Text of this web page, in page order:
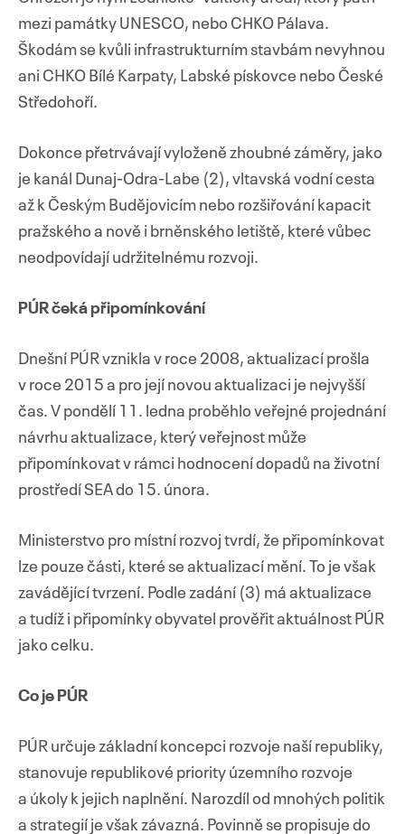
mezi památky UNESCO, nebo CHKO Pálava.
Škodám se kvůli infrastrukturním stavbám nevyhnou
ani CHKO Bílé Karpaty, Labské pískovce nebo České
Středohoří.
Dokonce přetrvávají vyloženě zhoubné záměry, jako
je kanál Dunaj-Odra-Labe (2), vltavská vodní cesta
až k Českým Budějovicím nebo rozšiřování kapacit
pražského a nově i brněnského letiště, které vůbec
neodpovídají udržitelnému rozvoji.
PÚR čeká připomínkování
Dnešní PÚR vznikla v roce 2008, aktualizací prošla
v roce 2015 a pro její novou aktualizaci je nejvyšší
čas. V pondělí 11. ledna proběhlo veřejné projednání
návrhu aktualizace, který veřejnost může
připomínkovat v rámci hodnocení dopadů na životní
prostředí SEA do 15. února.
Ministerstvo pro místní rozvoj tvrdí, že připomínkovat
lze pouze části, které se aktualizací mění. To je však
zavádějící tvrzení. Podle zadání (3) má aktualizace
a tudíž i připomínky obyvatel prověřit aktuálnost PÚR
jako celku.
Co je PÚR
PÚR určuje základní koncepci rozvoje naší republiky,
stanovuje republikové priority územního rozvoje
a úkoly k jejich naplnění. Narozdíl od mnohých politik
a strategií je však závazná. Povinně se propisuje do